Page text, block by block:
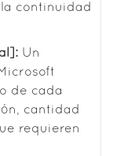
continuidad
Un
de cada
cantidad
requieren